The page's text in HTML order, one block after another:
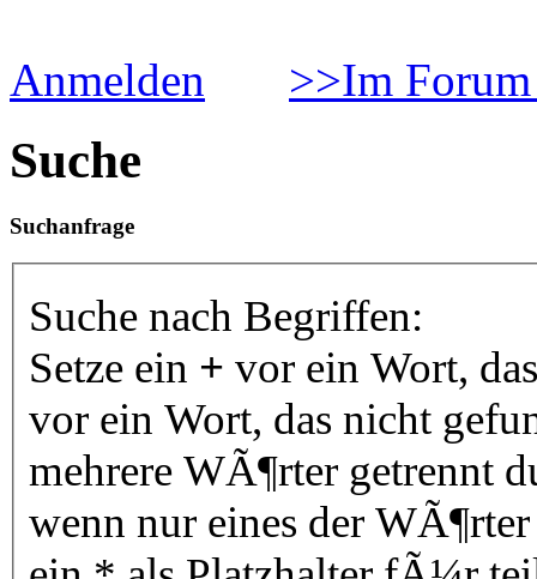
Anmelden >>Im
Suche
Suchanfrage
Suche nach Begriffen:
Setze ein + vor ein Wort,
vor ein Wort, das nicht
mehrere WÃ¶rter getrennt
wenn nur eines der